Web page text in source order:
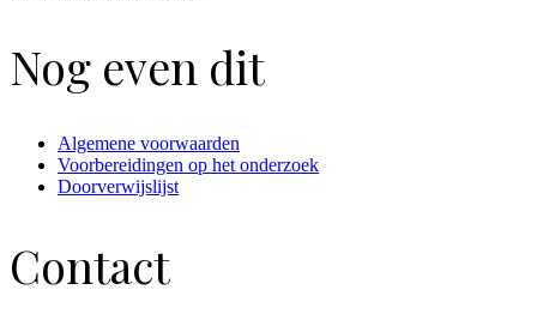
Nog even dit
Algemene voorwaarden
Voorbereidingen op het onderzoek
Doorverwijslijst
Contact